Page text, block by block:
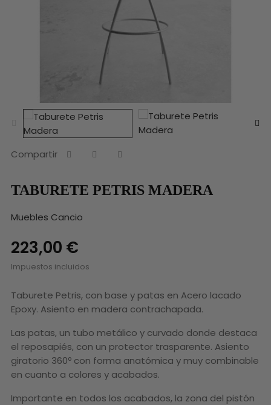
Compartir
TABURETE PETRIS MADERA
Muebles Cancio
223,00 €
Impuestos incluidos
Taburete Petris, con base y patas en Acero lacado
Epoxy. Asiento en madera contrachapada.
Las patas, un tubo metálico y curvado donde destaca
el reposapiés, con un protector trasparente. Asiento
giratorio 360º con forma anatómica y muy combinable
en cuanto a colores y acabados.
Importante en todos los acabados, la zona del pistón